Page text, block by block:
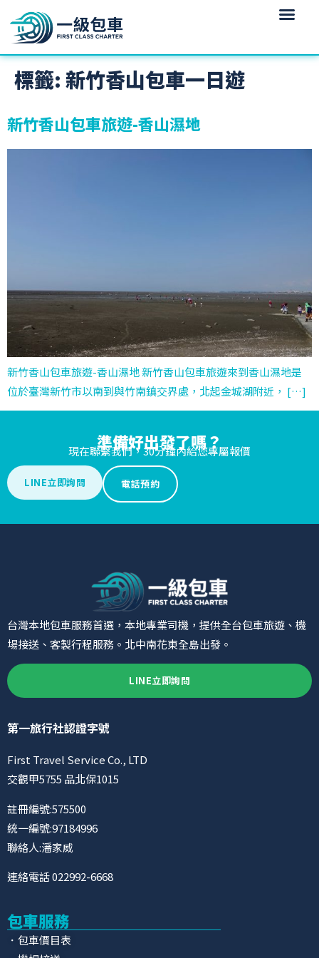
標籤: 新竹香山包車一日遊
新竹香山包車旅遊-香山濕地
新竹香山包車旅遊-香山濕地 新竹香山包車旅遊來到香山濕地是
位於臺灣新竹市以南到與竹南鎮交界處，北起金城湖附近， […]
準備好出發了嗎？
現在聯繫我們，30分鐘內給您專屬報價
LINE立即詢問 電話預約
台灣本地包車服務首選，本地專業司機，提供全台包車旅遊、機
場接送、客製行程服務。北中南花東全島出發。
LINE立即詢問
第一旅行社認證字號
First Travel Service Co., LTD
交觀甲5755 品北保1015
註冊編號:575500
統一編號:97184996
聯絡人:潘家威
連絡電話 022992-6668
包車服務
．包車價目表